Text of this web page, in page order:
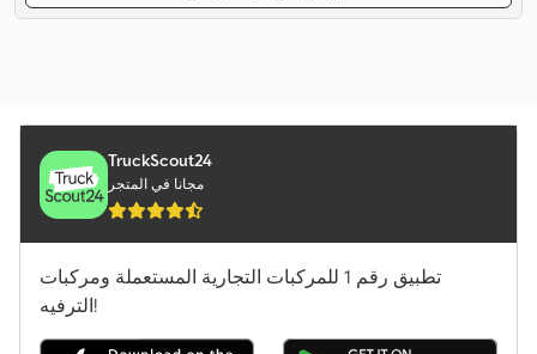
TruckScout24
مجانا في المتجر
تطبيق رقم 1 للمركبات التجارية المستعملة ومركبات
الترفيه!